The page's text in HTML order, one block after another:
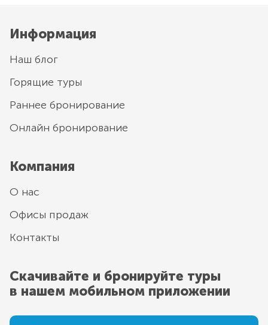
Информация
Наш блог
Горящие туры
Раннее бронирование
Онлайн бронирование
Компания
О нас
Офисы продаж
Контакты
Скачивайте и бронируйте туры
в нашем мобильном приложении